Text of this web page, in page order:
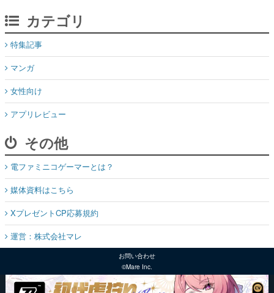
カテゴリ
特集記事
マンガ
女性向け
アプリレビュー
その他
電ファミニコゲーマーとは？
媒体資料はこちら
XプレゼントCP応募規約
運営：株式会社マレ
お問い合わせ
©Mare Inc.